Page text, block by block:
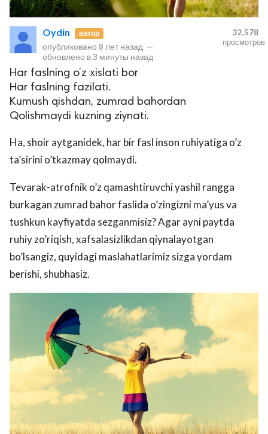
Oydin автор
опубликовано 8 лет назад —
обновлено в3 минуты назад
32,578
просмотров
Har faslning o’z xislati bor
Har faslning fazilati.
Kumush qishdan, zumrad bahordan
Qolishmaydi kuzning ziynati.
Ha, shoir aytganidek, har bir fasl inson ruhiyatiga o’z
ta’sirini o’tkazmay qolmaydi.
Tevarak-atrofnik o’z qamashtiruvchi yashil rangga
burkagan zumrad bahor faslida o’zingizni ma’yus va
tushkun kayfiyatda sezganmisiz? Agar ayni paytda
ruhiy zo’riqish, xafsalasizlikdan qiynalayotgan
bo’lsangiz, quyidagi maslahatlarimiz sizga yordam
berishi, shubhasiz.